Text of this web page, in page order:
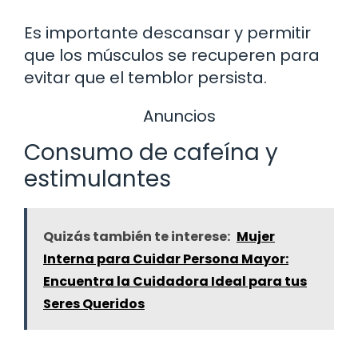
Es importante descansar y permitir
que los músculos se recuperen para
evitar que el temblor persista.
Anuncios
Consumo de cafeína y
estimulantes
Quizás también te interese: Mujer
Interna para Cuidar Persona Mayor:
Encuentra la Cuidadora Ideal para tus
Seres Queridos